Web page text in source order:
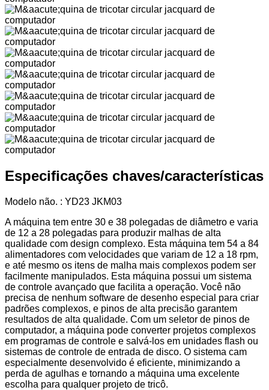
Especificações chaves/características
Modelo não. : YD23 JKM03
A máquina tem entre 30 e 38 polegadas de diâmetro e varia
de 12 a 28 polegadas para produzir malhas de alta
qualidade com design complexo. Esta máquina tem 54 a 84
alimentadores com velocidades que variam de 12 a 18 rpm,
e até mesmo os itens de malha mais complexos podem ser
facilmente manipulados. Esta máquina possui um sistema
de controle avançado que facilita a operação. Você não
precisa de nenhum software de desenho especial para criar
padrões complexos, e pinos de alta precisão garantem
resultados de alta qualidade. Com um seletor de pinos de
computador, a máquina pode converter projetos complexos
em programas de controle e salvá-los em unidades flash ou
sistemas de controle de entrada de disco. O sistema cam
especialmente desenvolvido é eficiente, minimizando a
perda de agulhas e tornando a máquina uma excelente
escolha para qualquer projeto de tricô.